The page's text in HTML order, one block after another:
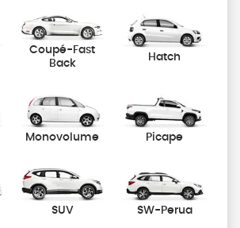
Coupé-Fast
Back
Hatch
Monovolume Picape
SUV SW-Perua